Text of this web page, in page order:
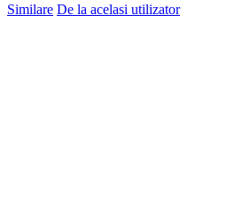
Similare De la acelasi utilizator